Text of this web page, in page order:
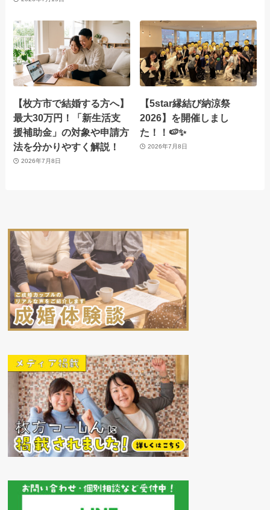
【枚方市で結婚する方へ】
最大30万円！「新生活支
援補助金」の対象や申請方
法を分かりやすく解説！
2026年7月8日
【5star縁結び納涼祭
2026】を開催しまし
た！！🍉✨
2026年7月8日